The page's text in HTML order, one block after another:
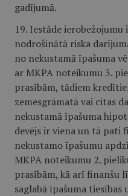
gadījumā.
19. Iestāde
nodrošinātā riska
no nekustamā īpašuma
ar MKPA noteikumu 3.
prasībām, tādiem
zemesgrāmatā vai citas
nekustamā īpašuma
devējs ir viena un tā pati
nekustamo īpašumu
MKPA noteikumu 2.
prasībām, kā arī finanšu
saglabā īpašuma